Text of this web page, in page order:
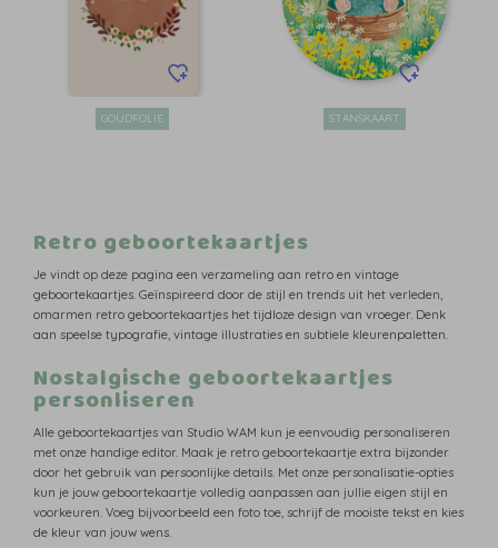
GOUDFOLIE STANSKAART
Retro geboortekaartjes
Je vindt op deze pagina een verzameling aan retro en vintage
geboortekaartjes. Geïnspireerd door de stijl en trends uit het verleden,
omarmen retro geboortekaartjes het tijdloze design van vroeger. Denk
aan speelse typografie, vintage illustraties en subtiele kleurenpaletten.
Nostalgische geboortekaartjes
personliseren
Alle geboortekaartjes van Studio WAM kun je eenvoudig personaliseren
met onze handige editor. Maak je retro geboortekaartje extra bijzonder
door het gebruik van persoonlijke details. Met onze personalisatie-opties
kun je jouw geboortekaartje volledig aanpassen aan jullie eigen stijl en
voorkeuren. Voeg bijvoorbeeld een foto toe, schrijf de mooiste tekst en kies
de kleur van jouw wens.